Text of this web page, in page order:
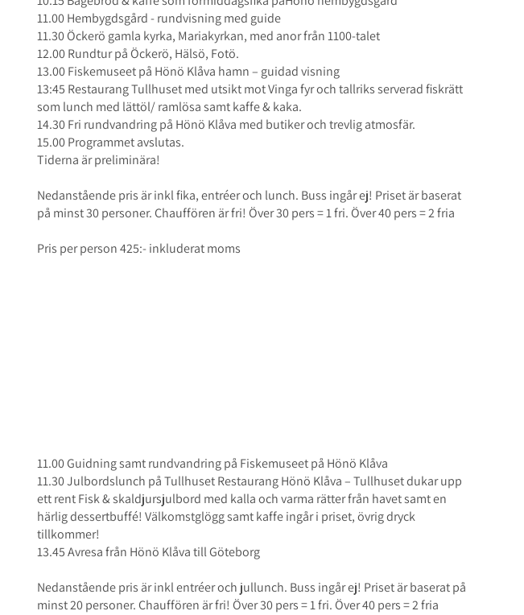
11.00 Hembygdsgård - rundvisning med guide
11.30 Öckerö gamla kyrka, Mariakyrkan, med anor från 1100-talet
12.00 Rundtur på Öckerö, Hälsö, Fotö.
13.00 Fiskemuseet på Hönö Klåva hamn – guidad visning
13:45 Restaurang Tullhuset med utsikt mot Vinga fyr och tallriks serverad fiskrätt
som lunch med lättöl/ ramlösa samt kaffe & kaka.
14.30 Fri rundvandring på Hönö Klåva med butiker och trevlig atmosfär.
15.00 Programmet avslutas.
Tiderna är preliminära!
Nedanstående pris är inkl fika, entréer och lunch. Buss ingår ej! Priset är baserat
på minst 30 personer. Chauffören är fri! Över 30 pers = 1 fri. Över 40 pers = 2 fria
Pris per person 425:- inkluderat moms
11.00 Guidning samt rundvandring på Fiskemuseet på Hönö Klåva
11.30 Julbordslunch på Tullhuset Restaurang Hönö Klåva – Tullhuset dukar upp
ett rent Fisk & skaldjursjulbord med kalla och varma rätter från havet samt en
härlig dessertbuffé! Välkomstglögg samt kaffe ingår i priset, övrig dryck
tillkommer!
13.45 Avresa från Hönö Klåva till Göteborg
Nedanstående pris är inkl entréer och jullunch. Buss ingår ej! Priset är baserat på
minst 20 personer. Chauffören är fri! Över 30 pers = 1 fri. Över 40 pers = 2 fria